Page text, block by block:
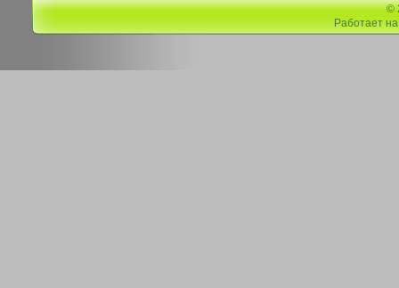
©
Работает